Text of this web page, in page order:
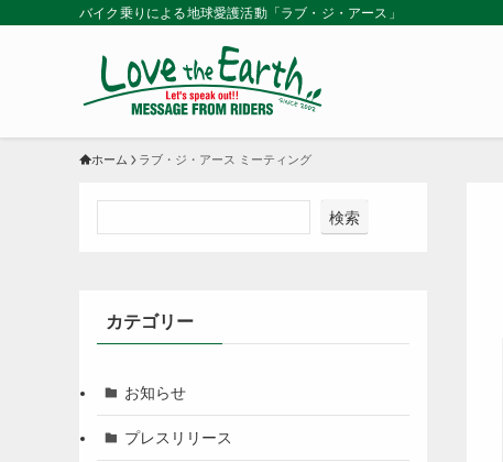
バイク乗りによる地球愛護活動「ラブ・ジ・アース」
ホーム ラブ・ジ・アース ミーティング
検索
カテゴリー
お知らせ
プレスリリース